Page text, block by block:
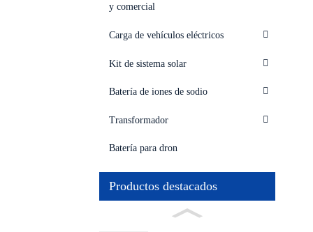
y comercial
Carga de vehículos eléctricos
Kit de sistema solar
Batería de iones de sodio
Transformador
Batería para dron
Productos destacados